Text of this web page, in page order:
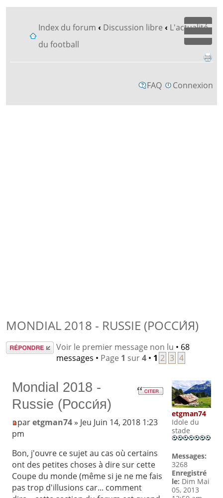
Index du forum ‹ Discussion libre ‹ L'actualité
du football
FAQ Connexion
MONDIAL 2018 - RUSSIE (РОССИ́Я)
Répondre Voir le premier message non lu • 68
messages • Page 1 sur4• 1 2 3 4
Mondial 2018 -
Russie (Росси́я)
paretgman74» Jeu Juin 14, 2018 1:23
pm
Bon, j'ouvre ce sujet au cas où certains
ont des petites choses à dire sur cette
Coupe du monde (même si je ne me fais
pas trop d'illusions car... comment
etgman74
Idole du
stade
Messages:
3268
Enregistré
le: Dim Mai
05, 2013